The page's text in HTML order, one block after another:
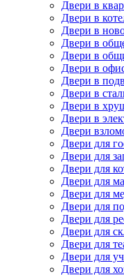
Двери в
Двери в
Двери в
Двери в
Двери в
Двери в
Двери в
Двери в
Двери в
Двери в
Двери
Двери для
Двери для
Двери для
Двери для
Двери для
Двери для
Двери для
Двери для
Двери для
Двери для
Двери для